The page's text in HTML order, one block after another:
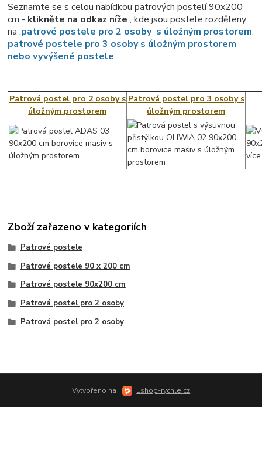
Seznamte se s celou nabídkou patrových postelí 90x200
cm - klikněte na odkaz níže , kde jsou postele rozděleny
na :patrové postele pro 2 osoby s úložným prostorem,
patrové postele pro 3 osoby s úložným prostorem
nebo vyvýšené postele
Patrová postel pro 2 osoby s
úložným prostorem
Patrová postel pro 3 osoby s
úložným prostorem
Zboží zařazeno v kategoriích
Patrové postele
Patrové postele 90 x 200 cm
Patrové postele 90x200 cm
Patrová postel pro 2 osoby
Patrová postel pro 2 osoby
Vytvořeno na Eshop-rychle.cz